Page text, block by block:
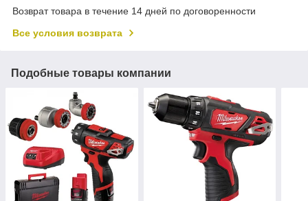
Возврат товара в течение 14 дней по договоренности
Все условия возврата
Подобные товары компании